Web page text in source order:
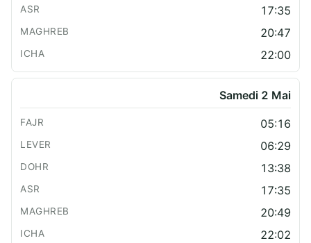
17:35
20:47
22:00
Samedi 2 Mai
05:16
06:29
13:38
17:35
20:49
22:02